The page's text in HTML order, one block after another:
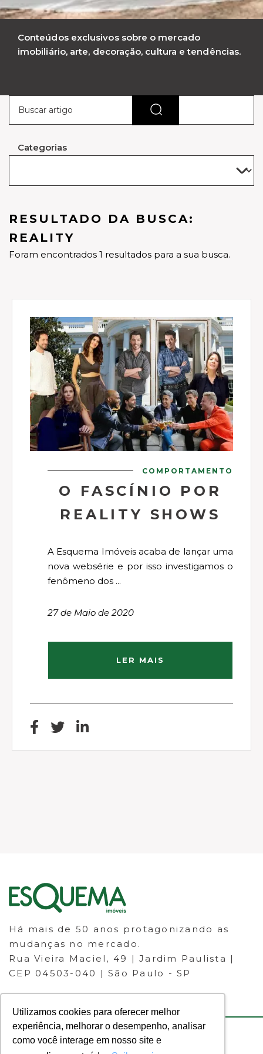
Utilizamos cookies para oferecer melhor
experiência, melhorar o desempenho, analisar
como você interage em nosso site e
Conteúdos exclusivos sobre o mercado
imobiliário, arte, decoração, cultura e tendências.
Categorias
RESULTADO DA BUSCA:
REALITY
Foram encontrados 1 resultados para a sua busca.
COMPORTAMENTO
O FASCÍNIO POR
REALITY SHOWS
A Esquema Imóveis acaba de lançar uma
nova websérie e por isso investigamos o
fenômeno dos ...
27 de Maio de 2020
LER MAIS
Há mais de 50 anos protagonizando as
mudanças no mercado.
Rua Vieira Maciel, 49 | Jardim Paulista |
CEP 04503-040 | São Paulo - SP
© 2023 ESQUEMA IMÓVEIS - CRECI